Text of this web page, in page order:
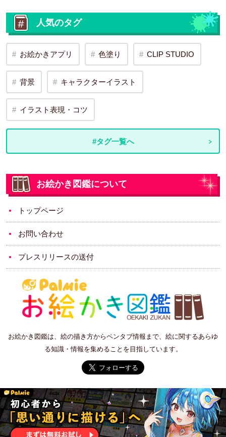
人気のタグ
お絵かきアプリ 色塗り CLIP STUDIO
背景 キャラクターイラスト
イラスト表現・コツ
#タグ一覧へ
お絵かき図鑑について
トップページ
お問い合わせ
プレスリリースの送付
お絵かき図鑑は、絵の描き方からペンタブ情報まで、絵に関するあらゆ
る知識・情報を集めることを目指しています。